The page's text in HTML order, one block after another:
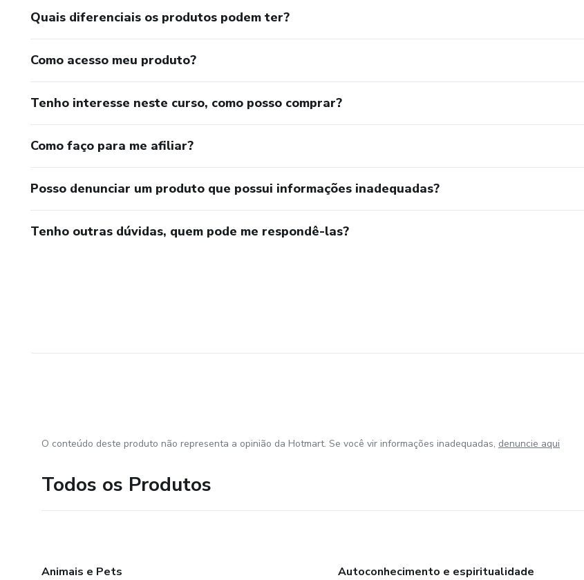
Quais diferenciais os produtos podem ter?
Como acesso meu produto?
Tenho interesse neste curso, como posso comprar?
Como faço para me afiliar?
Posso denunciar um produto que possui informações inadequadas?
Tenho outras dúvidas, quem pode me respondê-las?
O conteúdo deste produto não representa a opinião da Hotmart. Se você vir informações inadequadas, denuncie aqui
Todos os Produtos
Animais e Pets
Autoconhecimento e espiritualidade